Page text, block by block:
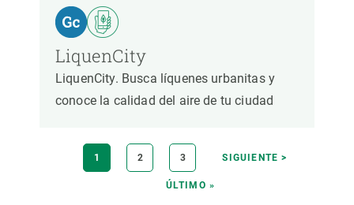
LiquenCity
LiquenCity. Busca líquenes urbanitas y
conoce la calidad del aire de tu ciudad
PÁGINA
ACTUAL
1 PÁGINA
2 PÁGINA
3
SIGUIENTE
SIGUIENTE >
ÚLTIMA
ÚLTIMO »